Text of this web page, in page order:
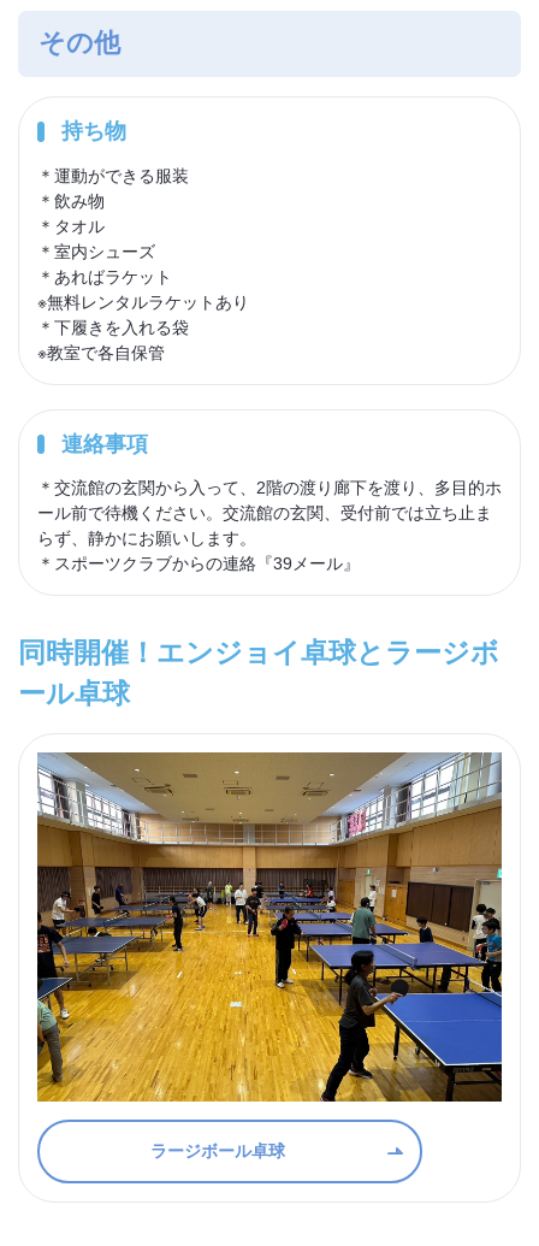
その他
持ち物
＊運動ができる服装
＊飲み物
＊タオル
＊室内シューズ
＊あればラケット
※無料レンタルラケットあり
＊下履きを入れる袋
※教室で各自保管
連絡事項
＊交流館の玄関から入って、2階の渡り廊下を渡り、多目的ホ
ール前で待機ください。交流館の玄関、受付前では立ち止ま
らず、静かにお願いします。
＊スポーツクラブからの連絡『39メール』
同時開催！エンジョイ卓球とラージボ
ール卓球
ラージボール卓球